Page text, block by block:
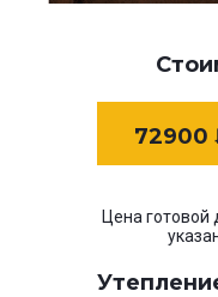
72900
Цена готовой